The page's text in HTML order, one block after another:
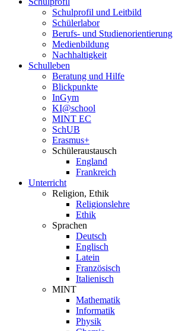
Schulprofil und Leitbild
Schülerlabor
Berufs- und Studienorientierung
Medien­bildung
Nachhaltigkeit
Schulleben
Beratung und Hilfe
Blickpunkte
InGym
KI@school
MINT EC
SchUB
Erasmus+
Schüler­austausch
England
Frankreich
Unterricht
Religion, Ethik
Religionslehre
Ethik
Sprachen
Deutsch
Englisch
Latein
Französisch
Italienisch
MINT
Mathematik
Informatik
Physik